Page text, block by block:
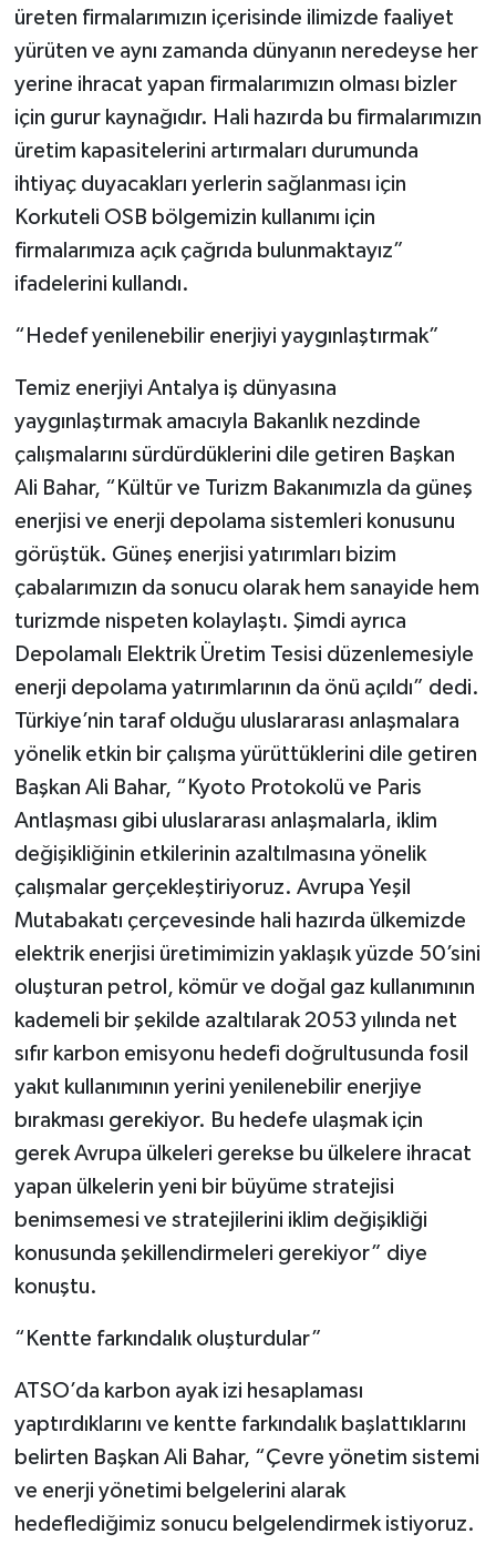
üreten firmalarımızın içerisinde ilimizde faaliyet
yürüten ve aynı zamanda dünyanın neredeyse her
yerine ihracat yapan firmalarımızın olması bizler
için gurur kaynağıdır. Hali hazırda bu firmalarımızın
üretim kapasitelerini artırmaları durumunda
ihtiyaç duyacakları yerlerin sağlanması için
Korkuteli OSB bölgemizin kullanımı için
firmalarımıza açık çağrıda bulunmaktayız”
ifadelerini kullandı.
“Hedef yenilenebilir enerjiyi yaygınlaştırmak”
Temiz enerjiyi Antalya iş dünyasına
yaygınlaştırmak amacıyla Bakanlık nezdinde
çalışmalarını sürdürdüklerini dile getiren Başkan
Ali Bahar, “Kültür ve Turizm Bakanımızla da güneş
enerjisi ve enerji depolama sistemleri konusunu
görüştük. Güneş enerjisi yatırımları bizim
çabalarımızın da sonucu olarak hem sanayide hem
turizmde nispeten kolaylaştı. Şimdi ayrıca
Depolamalı Elektrik Üretim Tesisi düzenlemesiyle
enerji depolama yatırımlarının da önü açıldı” dedi.
Türkiye’nin taraf olduğu uluslararası anlaşmalara
yönelik etkin bir çalışma yürüttüklerini dile getiren
Başkan Ali Bahar, “Kyoto Protokolü ve Paris
Antlaşması gibi uluslararası anlaşmalarla, iklim
değişikliğinin etkilerinin azaltılmasına yönelik
çalışmalar gerçekleştiriyoruz. Avrupa Yeşil
Mutabakatı çerçevesinde hali hazırda ülkemizde
elektrik enerjisi üretimimizin yaklaşık yüzde 50’sini
oluşturan petrol, kömür ve doğal gaz kullanımının
kademeli bir şekilde azaltılarak 2053 yılında net
sıfır karbon emisyonu hedefi doğrultusunda fosil
yakıt kullanımının yerini yenilenebilir enerjiye
bırakması gerekiyor. Bu hedefe ulaşmak için
gerek Avrupa ülkeleri gerekse bu ülkelere ihracat
yapan ülkelerin yeni bir büyüme stratejisi
benimsemesi ve stratejilerini iklim değişikliği
konusunda şekillendirmeleri gerekiyor” diye
konuştu.
“Kentte farkındalık oluşturdular”
ATSO’da karbon ayak izi hesaplaması
yaptırdıklarını ve kentte farkındalık başlattıklarını
belirten Başkan Ali Bahar, “Çevre yönetim sistemi
ve enerji yönetimi belgelerini alarak
hedeflediğimiz sonucu belgelendirmek istiyoruz.